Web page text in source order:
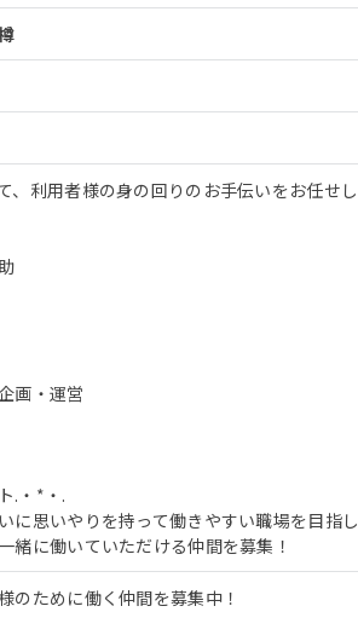
、利用者様の身の回りのお手伝いをお任せ
画・運営
.・*・.
に思いやりを持って働きやすい職場を目指
に働いていただける仲間を募集！
のために働く仲間を募集中！